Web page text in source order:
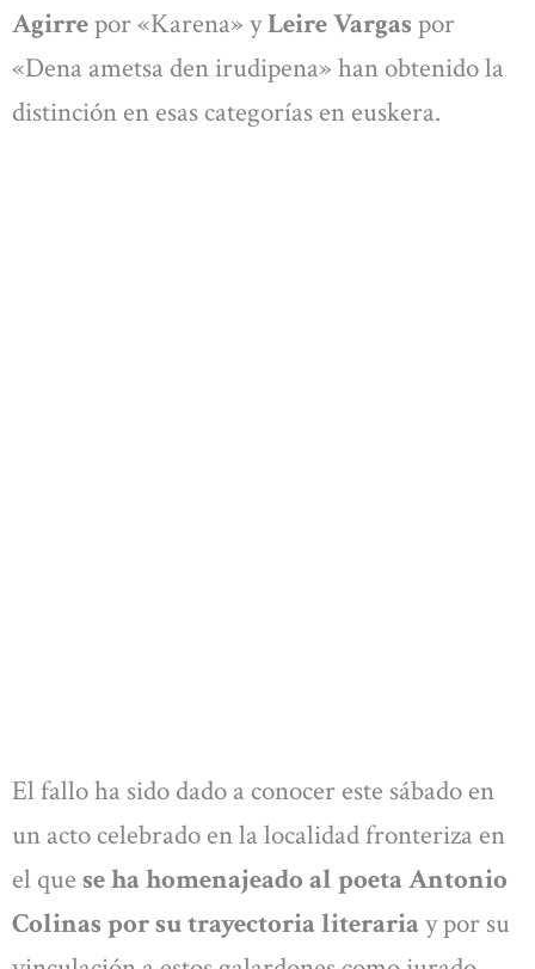
Agirrepor «Karena» yLeire Vargas por
«Dena ametsa den irudipena» han obtenido la
distinción en esas categorías en euskera.
El fallo ha sido dado a conocer este sábado en
un acto celebrado en la localidad fronteriza en
el que se ha homenajeado al poeta Antonio
Colinas por su trayectoria literariay por su